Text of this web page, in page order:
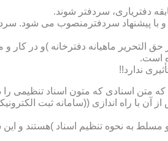
دفتریاری، سردفتر شوند.
و با پیشنهاد سردفترمنصوب می شود.
است.
ندارد!!
که متن اسنادی که متون اسناد
سال ۱۳۹۵ و سال های پس از آن با راه اندازی
مسلط به نحوه تنظیم اسناد )هستند و